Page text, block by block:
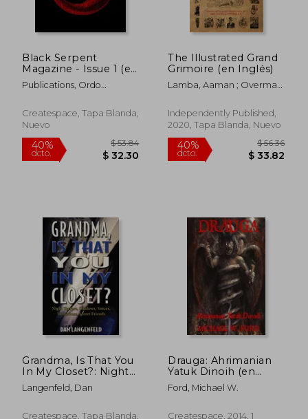
dcto. dcto.
40% 40%
Black Serpent
Magazine - Issue 1 (en
Inglés)
Publications, Ordo
Createspace, Tapa Blanda,
Nuevo
The Illustrated Grand
Grimoire (en Inglés)
Lamba, Aaman ; Overman,
Independently Published,
2020, Tapa Blanda, Nuevo
Grandma, Is That You
In My Closet?: Night
Terrors, Shadows,
Voices, Visitations,
Inglés)
Langenfeld, Dan
Createspace, Tapa Blanda,
Drauga: Ahrimanian
Yatuk Dinoih (en
Inglés)
Ford, Michael W.
Createspace, 2014, 1